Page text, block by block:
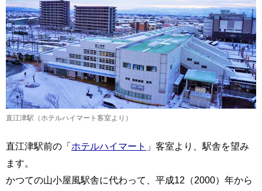
直江津駅（ホテルハイマート客室より）
直江津駅前の「ホテルハイマート 」客室より、駅舎を望み
ます。
かつての山小屋風駅舎に代わって、平成12（2000）年から